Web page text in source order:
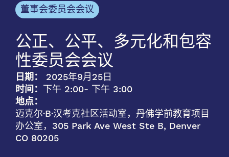
董事会委员会会议
公正、公平、多元化和包容
性委员会会议
日期：
2025年9月25日
时间： 下午 2:00- 下午 3:00
地点：
迈克尔·B·汉考克社区活动室，丹佛学前教育项目
办公室，305 Park Ave West Ste B, Denver
CO 80205